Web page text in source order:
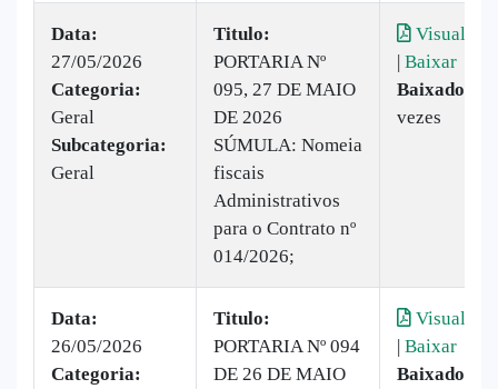
Data:
27/05/2026
Categoria:
Geral
Subcategoria:
Geral
Titulo:
PORTARIA Nº
095, 27 DE MAIO
DE 2026
SÚMULA: Nomeia
fiscais
Administrativos
para o Contrato nº
014/2026;
Visualizar
| Baixar
Baixado:
vezes
Data:
26/05/2026
Categoria:
Titulo:
PORTARIA Nº 094
DE 26 DE MAIO
Visualizar
| Baixar
Baixado: